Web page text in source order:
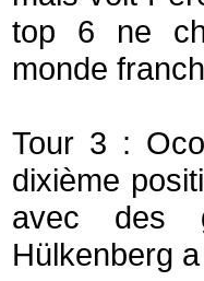
top 6 ne
monde
Tour 3 :
dixième
avec des
Hülkenberg